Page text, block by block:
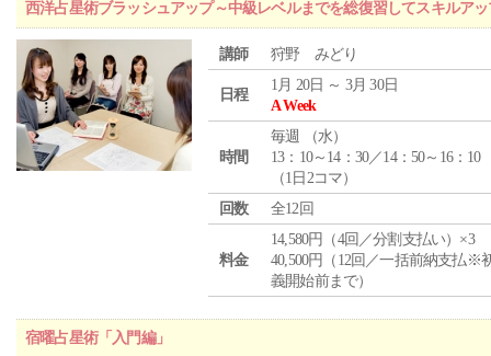
西洋占星術ブラッシュアップ～中級レベルまでを総復習してスキルア
講師 狩野 みどり
日程
1月 20日 ～ 3月 30日
A Week
時間
毎週 （水）
13：10～14：30／14：50～16：10
（1日2コマ）
回数
全12回
料金
14,580円（4回／分割支払い）×3
40,500円（12回／一括前納支払※
義開始前まで）
宿曜占星術「入門編」